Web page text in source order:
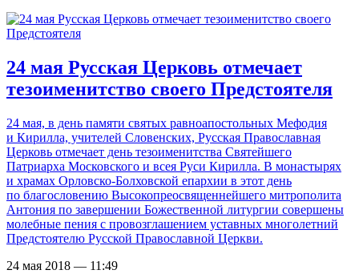
24 мая Русская Церковь отмечает
тезоименитство своего Предстоятеля
24 мая, в день памяти святых равноапостольных Мефодия
и Кирилла, учителей Словенских, Русская Православная
Церковь отмечает день тезоименитства Святейшего
Патриарха Московского и всея Руси Кирилла. В монастырях
и храмах Орловско-Болховской епархии в этот день
по благословению Высокопреосвященнейшего митрополита
Антония по завершении Божественной литургии совершены
молебные пения с провозглашением уставных многолетний
Предстоятелю Русской Православной Церкви.
24 мая 2018 — 11:49